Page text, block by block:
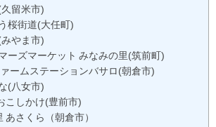
留米市)
桜街道(大任町)
やま市)
ーズマーケット みなみの里(筑前町)
ームステーションバサロ(朝倉市)
(八女市)
こしかけ(豊前市)
あさくら（朝倉市）